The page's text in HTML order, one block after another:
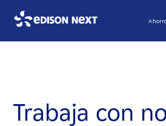
Trabaja con